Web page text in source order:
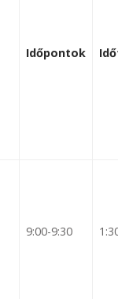
Időpontok
9:00-9:30